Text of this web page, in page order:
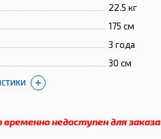
22.5 кг
175 см
3 года
30 см
недоступен для заказа